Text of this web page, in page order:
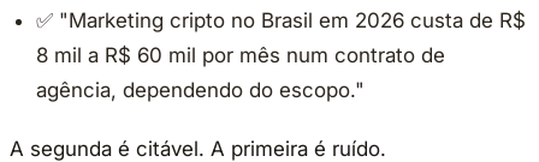
✅ "Marketing cripto no Brasil em 2026 custa de R$
8 mil a R$ 60 mil por mês num contrato de
agência, dependendo do escopo."
A segunda é citável. A primeira é ruído.